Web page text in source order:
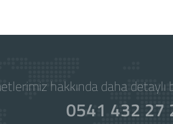
hakkında daha detaylı
0541 432 27